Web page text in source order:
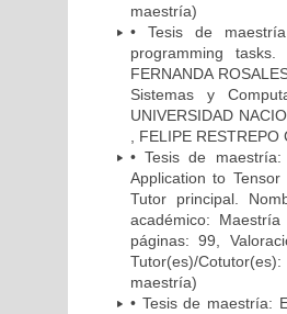
maestría)
• Tesis de
programming
FERNANDA
Sistemas y
UNIVERSIDAD
, FELIPE
• Tesis de
Application to
Tutor principal.
académico:
páginas: 99,
Tutor(es)/
maestría)
• Tesis de maestría: